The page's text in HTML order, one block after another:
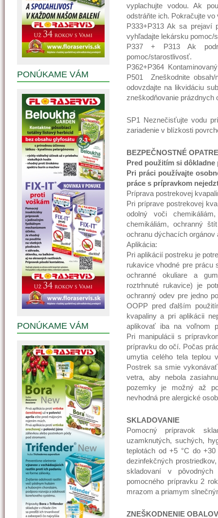
vyplachujte vodou. Ak
odstráňte ich. Pokračujte vo
P333+P313 Ak sa prejaví
vyhľadajte lekársku pomoc/
P337 + P313 Ak
pomoc/starostlivosť.
P362+P364
P501 Zneškodnite obsah/
odovzdajte na likvidáciu
zneškodňovanie prázdnych
SP1 Neznečisťujte vodu
zariadenie v blízkosti
BEZPEČNOSTNÉ
Pred použitím si
Pri práci používajte
práce s prípravkom
Príprava postrekovej
Pri príprave postrekovej
odolný voči
chemikáliám, ochranný
ochranu dýchacích orgánov
Aplikácia:
Pri aplikácií postreku je
rukavice vhodné pre
ochranné okuliare a
roztrhnuté rukavice) je
ochranný odev pre jedno
OOPP pred ďalším
kvapaliny a pri aplikácii
aplikovať iba na voľnom
Pri manipulácii s
prípravku do očí. Počas
umytia celého tela
Postrek sa smie
vetra, aby nebola
pozemky je možný až
nevhodná pre alergické
SKLADOVANIE
Pomocný prípravok
uzamknutých, suchých,
teplotách od +5 °C do
dezinfekčných
skladovaní v pôvodných
pomocného prípravku 2
mrazom a priamym
ZNEŠKODNENIE
PONÚKAME VÁM
PONÚKAME VÁM